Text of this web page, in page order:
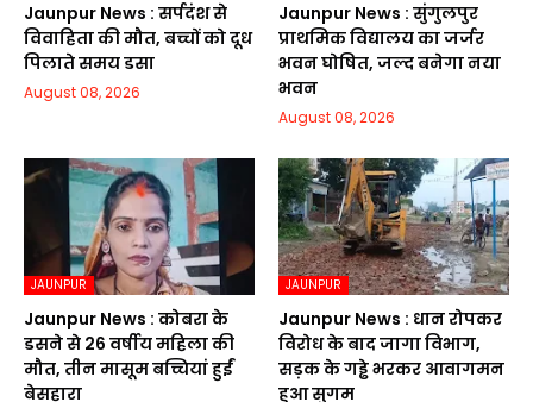
Jaunpur News : सर्पदंश से
विवाहिता की मौत, बच्चों को दूध
पिलाते समय डसा
August 08, 2026
Jaunpur News : सुंगुलपुर
प्राथमिक विद्यालय का जर्जर
भवन घोषित, जल्द बनेगा नया
भवन
August 08, 2026
JAUNPUR
Jaunpur News : कोबरा के
डसने से 26 वर्षीय महिला की
मौत, तीन मासूम बच्चियां हुईं
बेसहारा
JAUNPUR
Jaunpur News : धान रोपकर
विरोध के बाद जागा विभाग,
सड़क के गड्ढे भरकर आवागमन
हुआ सुगम